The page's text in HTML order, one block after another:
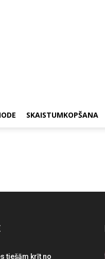
SKAISTUMKOPŠANA
tiešām krīt no